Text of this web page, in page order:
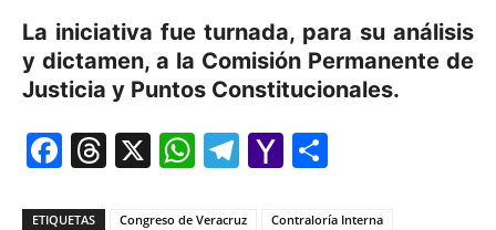
La iniciativa fue turnada, para su análisis
y dictamen, a la Comisión Permanente de
Justicia y Puntos Constitucionales.
Facebook
Threads
X WhatsApp
Telegram
Yahoo
ETIQUETAS Congreso de Veracruz
Contraloría Interna